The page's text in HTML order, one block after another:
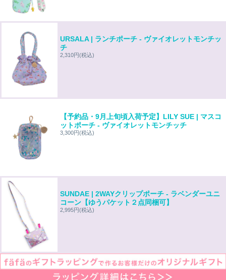
URSALA | ランチポーチ - ヴァイオレットモンチッ
チ
2,310円(税込)
【予約品・9月上旬頃入荷予定】LILY SUE | マスコ
ットポーチ - ヴァイオレットモンチッチ
3,300円(税込)
SUNDAE | 2WAYクリップポーチ - ラベンダーユニ
コーン【ゆうパケット２点同梱可】
2,995円(税込)